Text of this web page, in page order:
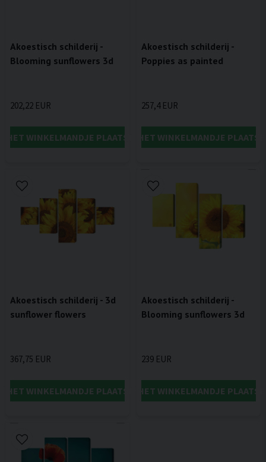
Akoestisch schilderij -
Blooming sunflowers 3d
202,22 EUR
HET WINKELMANDJE PLAATSEN
Akoestisch schilderij -
Poppies as painted
257,4 EUR
IN HET WINKELMANDJE
Akoestisch schilderij - 3d
sunflower flowers
367,75 EUR
HET WINKELMANDJE PLAATSEN
Akoestisch schilderij -
Blooming sunflowers 3d
239 EUR
IN HET WINKELMANDJE